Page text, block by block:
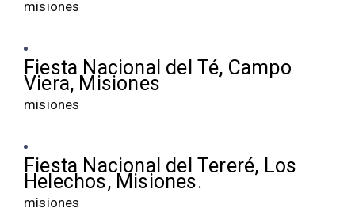
misiones
Fiesta Nacional del Té, Campo
Viera, Misiones
misiones
Fiesta Nacional del Tereré, Los
Helechos, Misiones.
misiones